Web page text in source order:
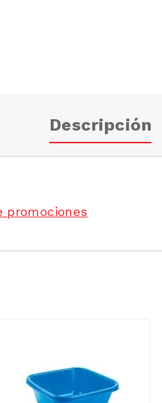
Descripción
promociones